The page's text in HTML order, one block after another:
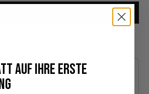
AUF IHRE ERSTE